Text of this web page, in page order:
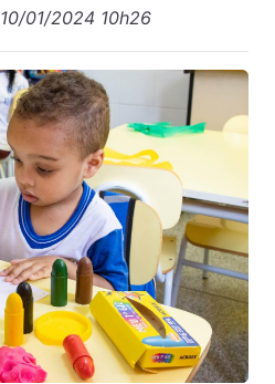
10/01/2024 10h26